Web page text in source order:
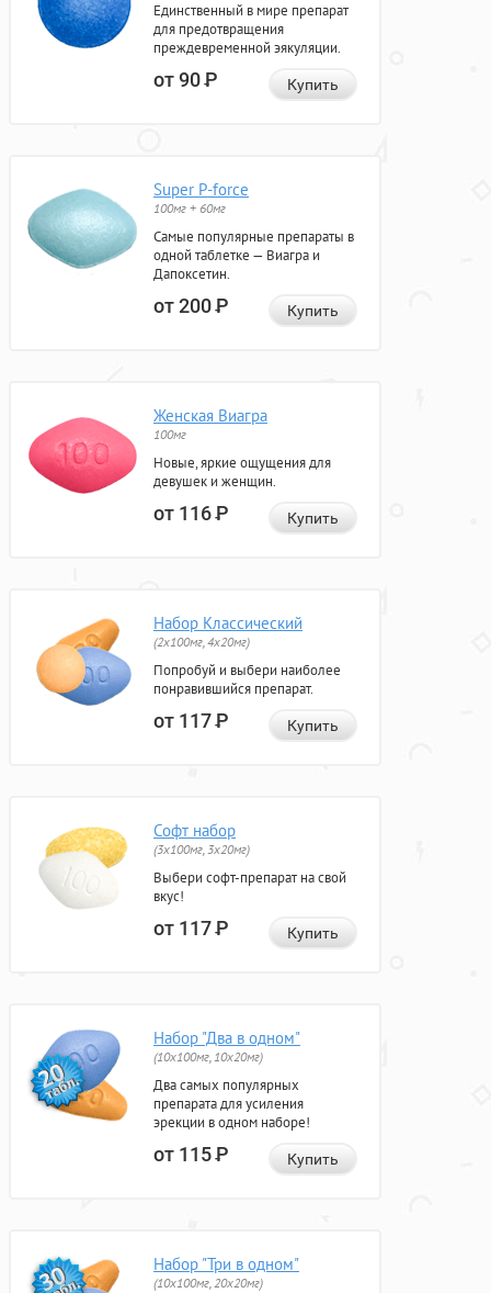
Единственный в мире препарат
для предотвращения
преждевременной эякуляции.
от 90Р Купить
Super P-force
100мг + 60мг
Самые популярные препараты в
одной таблетке — Виагра и
Дапоксетин.
от 200Р Купить
Женская Виагра
100мг
Новые, яркие ощущения для
девушек и женщин.
от 116Р Купить
Набор Классический
(2x100мг, 4x20мг)
Попробуй и выбери наиболее
понравившийся препарат.
от 117Р Купить
Софт набор
(3x100мг, 3x20мг)
Выбери софт-препарат на свой
вкус!
от 117Р Купить
Набор "Два в одном"
(10x100мг, 10x20мг)
Два самых популярных
препарата для усиления
эрекции в одном наборе!
от 115Р Купить
Набор "Три в одном"
(10x100мг, 20x20мг)